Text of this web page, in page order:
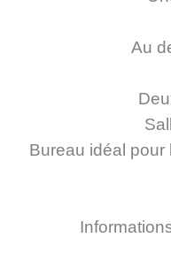
Au
Bureau idéal pour